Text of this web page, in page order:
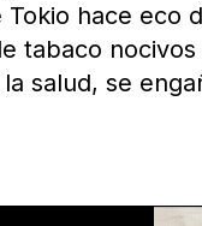
hace eco
tabaco nocivos
salud, se